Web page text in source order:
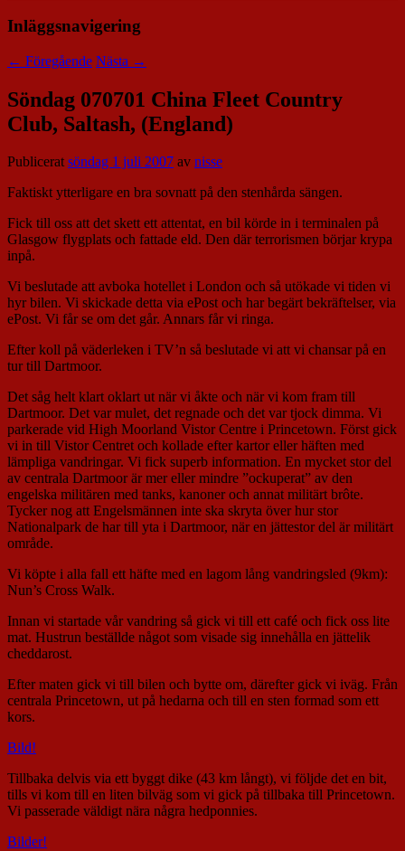
Inläggsnavigering
← Föregående Nästa →
Söndag 070701 China Fleet Country
Club, Saltash, (England)
Publiceratsöndag 1 juli 2007 av nisse
Faktiskt ytterligare en bra sovnatt på den stenhårda sängen.
Fick till oss att det skett ett attentat, en bil körde in i terminalen på
Glasgow flygplats och fattade eld. Den där terrorismen börjar krypa
inpå.
Vi beslutade att avboka hotellet i London och så utökade vi tiden vi
hyr bilen. Vi skickade detta via ePost och har begärt bekräftelser, via
ePost. Vi får se om det går. Annars får vi ringa.
Efter koll på väderleken i TV’n så beslutade vi att vi chansar på en
tur till Dartmoor.
Det såg helt klart oklart ut när vi åkte och när vi kom fram till
Dartmoor. Det var mulet, det regnade och det var tjock dimma. Vi
parkerade vid High Moorland Vistor Centre i Princetown. Först gick
vi in till Vistor Centret och kollade efter kartor eller häften med
lämpliga vandringar. Vi fick superb information. En mycket stor del
av centrala Dartmoor är mer eller mindre ”ockuperat” av den
engelska militären med tanks, kanoner och annat militärt brôte.
Tycker nog att Engelsmännen inte ska skryta över hur stor
Nationalpark de har till yta i Dartmoor, när en jättestor del är militärt
område.
Vi köpte i alla fall ett häfte med en lagom lång vandringsled (9km):
Nun’s Cross Walk.
Innan vi startade vår vandring så gick vi till ett café och fick oss lite
mat. Hustrun beställde något som visade sig innehålla en jättelik
cheddarost.
Efter maten gick vi till bilen och bytte om, därefter gick vi iväg. Från
centrala Princetown, ut på hedarna och till en sten formad som ett
kors.
Bild!
Tillbaka delvis via ett byggt dike (43 km långt), vi följde det en bit,
tills vi kom till en liten bilväg som vi gick på tillbaka till Princetown.
Vi passerade väldigt nära några hedponnies.
Bilder!